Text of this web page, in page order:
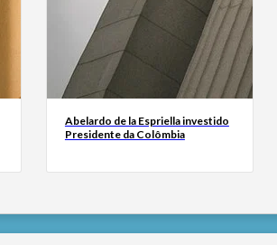
Abelardo de la Espriella investido
Presidente da Colômbia